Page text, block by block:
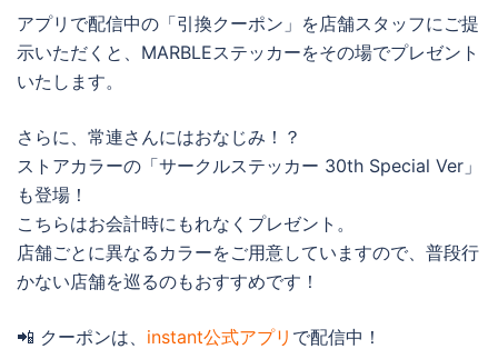
アプリで配信中の「引換クーポン」を店舗スタッフにご提
示いただくと、MARBLEステッカーをその場でプレゼント
いたします。
さらに、常連さんにはおなじみ！？
ストアカラーの「サークルステッカー 30th Special Ver」
も登場！
こちらはお会計時にもれなくプレゼント。
店舗ごとに異なるカラーをご用意していますので、普段行
かない店舗を巡るのもおすすめです！
📲 クーポンは、 instant公式アプリ で配信中！